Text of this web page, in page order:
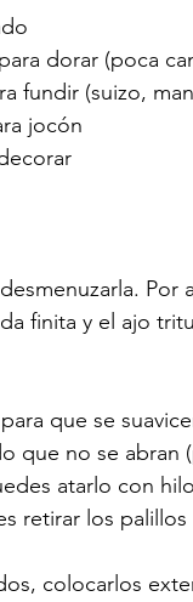
dorar (poca
fundir (suizo,
jocón
finita y el ajo
que se
que no se
atarlo con
retirar los
colocarlos